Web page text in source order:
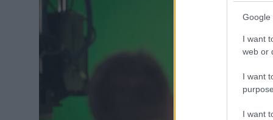
Google
I want
web or
I want
I want